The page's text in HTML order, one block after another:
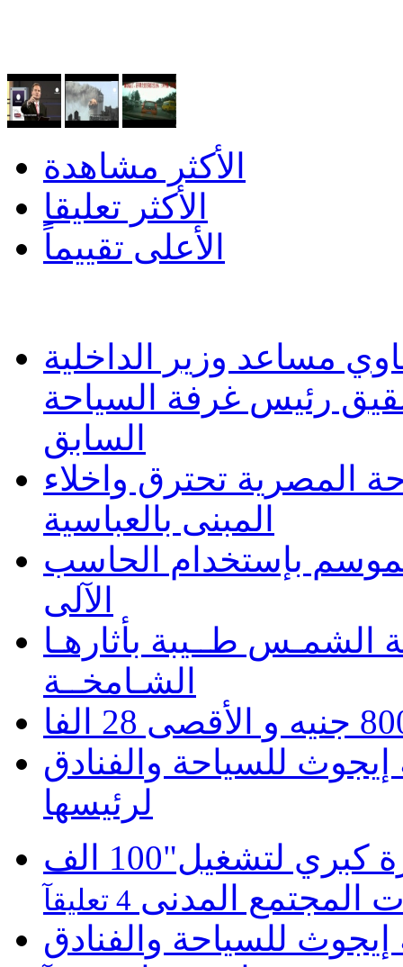
الأكثر مشاهدة
الأكثر تعليقا
الأعلى تقييماً
مساعد وزير الداخلية
رئيس غرفة السياحة
السابق
المصرية تحترق واخلاء
المبنى بالعباسية
بإستخدام الحاسب
الآلى
طــيبة بأثارهـا
الشـامخــة
للسياحة والفنادق
لرئيسها
موبينيل تطلق مبادرة كبري لتشغيل"100 الف
المجتمع المدنى 4 تعليقآ
للسياحة والفنادق